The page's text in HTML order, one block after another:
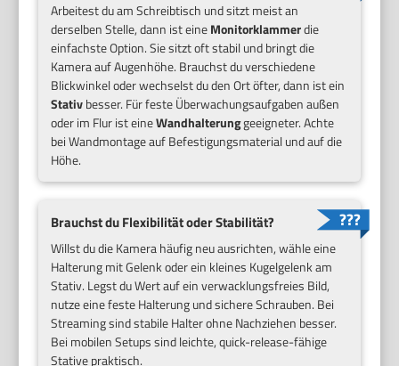
Arbeitest du am Schreibtisch und sitzt meist an
derselben Stelle, dann ist eineMonitorklammerdie
einfachste Option. Sie sitzt oft stabil und bringt die
Kamera auf Augenhöhe. Brauchst du verschiedene
Blickwinkel oder wechselst du den Ort öfter, dann ist ein
Stativbesser. Für feste Überwachungsaufgaben außen
oder im Flur ist eineWandhalterunggeeigneter. Achte
bei Wandmontage auf Befestigungsmaterial und auf die
Höhe.
Brauchst du Flexibilität oder Stabilität?
Willst du die Kamera häufig neu ausrichten, wähle eine
Halterung mit Gelenk oder ein kleines Kugelgelenk am
Stativ. Legst du Wert auf ein verwacklungsfreies Bild,
nutze eine feste Halterung und sichere Schrauben. Bei
Streaming sind stabile Halter ohne Nachziehen besser.
Bei mobilen Setups sind leichte, quick-release-fähige
Stative praktisch.